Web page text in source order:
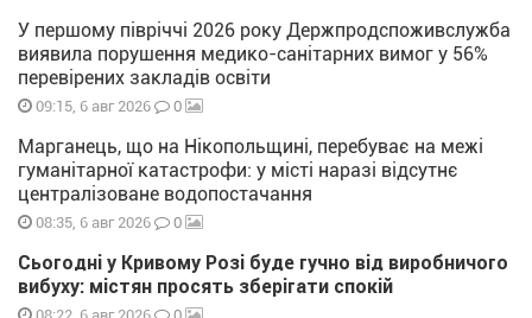
У першому півріччі 2026 року Держпродспоживслужба
виявила порушення медико-санітарних вимог у 56%
перевірених закладів освіти
09:15, 6 авг 2026 0
Марганець, що на Нікопольщині, перебуває на межі
гуманітарної катастрофи: у місті наразі відсутнє
централізоване водопостачання
08:35, 6 авг 2026 0
Сьогодні у Кривому Розі буде гучно від виробничого
вибуху: містян просять зберігати спокій